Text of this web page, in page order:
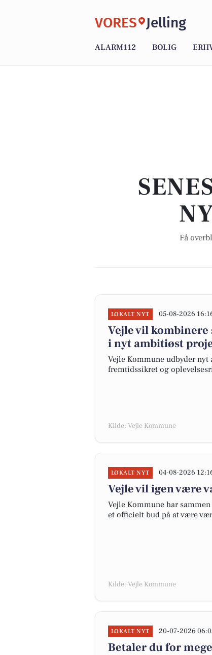
VORES Jelling
ALARM112 BOLIG
Få
LOKALT NYT 05-08-2026
Vejle vil
i nyt ambitiøst
Vejle Kommune udbyder nyt
fremtidssikret og
Kilde: Vejle Kommune
LOKALT NYT 04-08-2026
Vejle vil igen være
Vejle Kommune har
et officielt bud på at være
Kilde: Vejle Kommune
LOKALT NYT 20-07-2026
Betaler du for